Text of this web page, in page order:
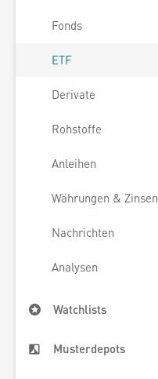
Fonds
ETF
Derivate
Rohstoffe
Anleihen
Währungen & Zinsen
Nachrichten
Analysen
Watchlists
Musterdepots